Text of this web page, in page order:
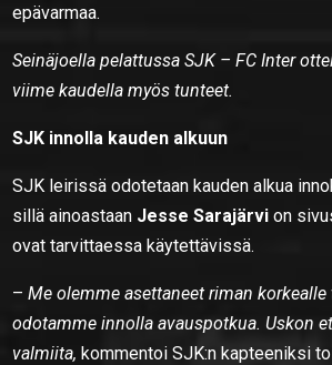
epävarmaa.
Seinäjoella pelattussa SJK – FC Inter
viime kaudella myös tunteet.
SJK innolla kauden alkuun
SJK leirissä odotetaan kauden alkua
sillä ainoastaan Jesse Sarajärvi on
ovat tarvittaessa käytettävissä.
–Me olemme asettaneet riman korkealle
odotamme innolla avauspotkua. Uskon
valmiita, kommentoi SJK:n kapteeniksi